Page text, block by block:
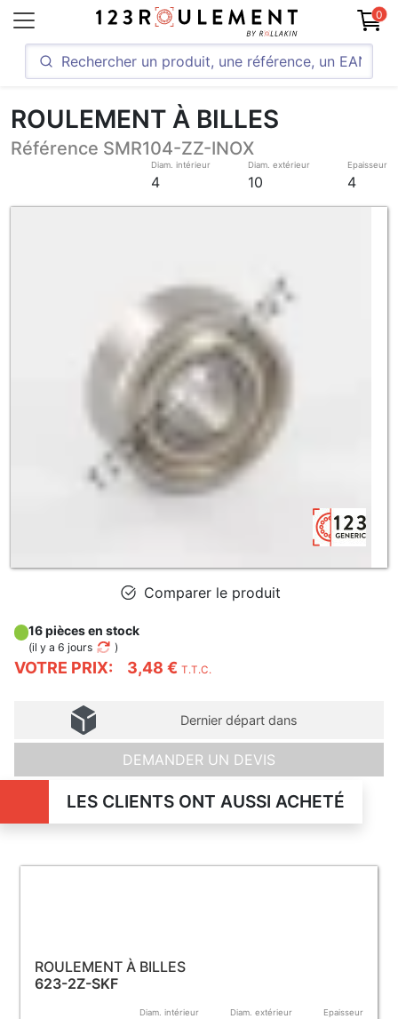
0
ROULEMENT À BILLES
Référence SMR104-ZZ-INOX
Diam. intérieur
4
Diam. extérieur
10
Epaisseur
4
Comparer le produit
VOTRE PRIX: 3,48 € T.T.C.
16 pièces en stock
(il y a 6 jours )
Dernier départ dans
DEMANDER UN DEVIS
LES CLIENTS ONT AUSSI ACHETÉ
ROULEMENT À BILLES
623-2Z-SKF
Diam. intérieur Diam. extérieur Epaisseur